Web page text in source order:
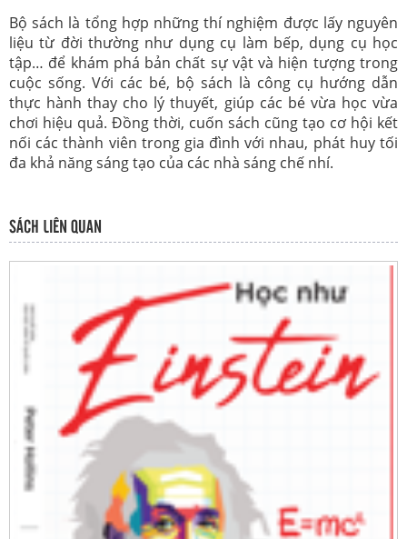
Bộ sách là tổng hợp những thí nghiệm được lấy nguyên
liệu từ đời thường như dụng cụ làm bếp, dụng cụ học
tập… để khám phá bản chất sự vật và hiện tượng trong
cuộc sống. Với các bé, bộ sách là công cụ hướng dẫn
thực hành thay cho lý thuyết, giúp các bé vừa học vừa
chơi hiệu quả. Đồng thời, cuốn sách cũng tạo cơ hội kết
nối các thành viên trong gia đình với nhau, phát huy tối
đa khả năng sáng tạo của các nhà sáng chế nhí.
SÁCH LIÊN QUAN